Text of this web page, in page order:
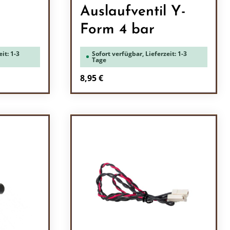
1-3
Auslaufventil Y-
Form 4 bar
Sofort verfügbar, Lieferzeit: 1-3
Tage
Regulärer Preis:
8,95 €